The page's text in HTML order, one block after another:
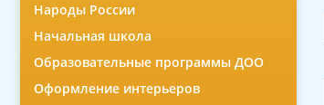
Народы России
Начальная школа
Образовательные программы ДОО
Оформление интерьеров